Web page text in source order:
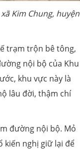
Kim Chung, huyện
trạm trộn bê tông,
nội bộ của Khu
khu vực này là
lâu đời, thậm chí
đường nội bộ. Mỏ
kiến nghị giữ lại để